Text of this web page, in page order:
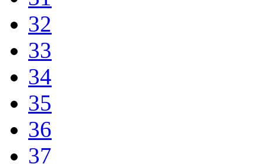
32
33
34
35
36
37